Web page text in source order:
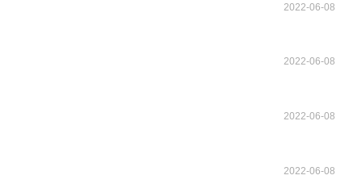
2022-06-08
2022-06-08
2022-06-08
2022-06-08